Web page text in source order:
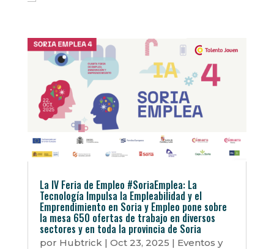
La IV Feria de Empleo #SoriaEmplea: La
Tecnología Impulsa la Empleabilidad y el
Emprendimiento en Soria y Empleo pone sobre
la mesa 650 ofertas de trabajo en diversos
sectores y en toda la provincia de Soria
por Hubtrick | Oct 23, 2025 | Eventos y